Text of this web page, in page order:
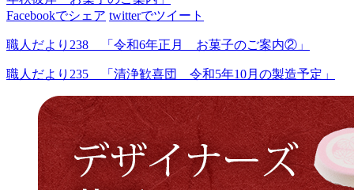
Facebookでシェア twitterでツイート
職人だより238 「令和6年正月 お菓子のご案内②」
職人だより235 「清浄歓喜団 令和5年10月の製造予定」